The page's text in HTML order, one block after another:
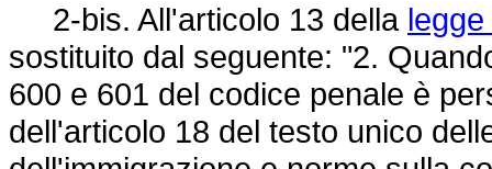
2-bis. All'articolo 13 della
sostituito dal seguente: "2.
600 e 601 del codice penale è
dell'articolo 18 del testo unico